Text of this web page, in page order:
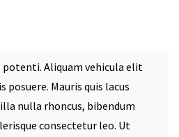
potenti. Aliquam vehicula elit
Mauris quis lacus
nulla rhoncus, bibendum
consectetur leo. Ut